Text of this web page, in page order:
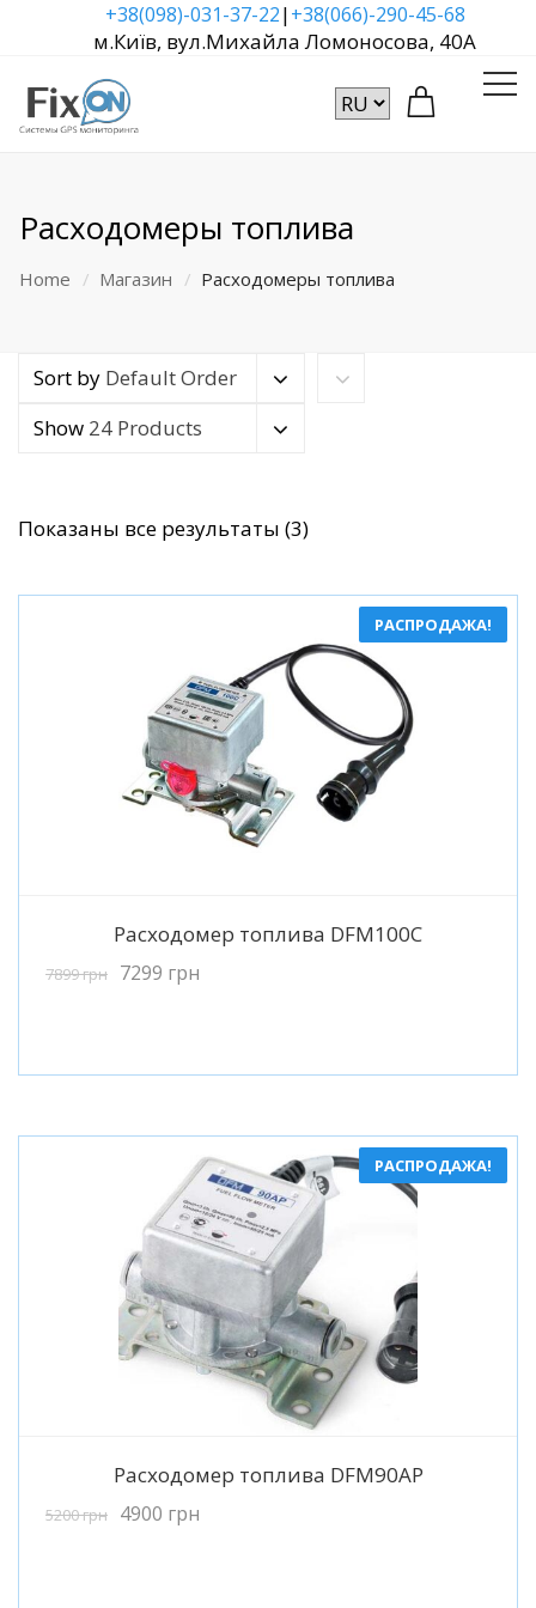
+38(098)-031-37-22|+38(066)-290-45-68
м.Київ, вул.Михайла Ломоносова, 40А
Расходомеры топлива
Home Магазин Расходомеры топлива
Sort by Default Order
Show 24 Products
Показаны все результаты (3)Сортировка:
популярности
РАСПРОДАЖА!
Подробнее
Расходомер топлива DFM100C
7899грн 7299 грн
РАСПРОДАЖА!
Подробнее
Расходомер топлива DFM90AP
5200грн 4900 грн